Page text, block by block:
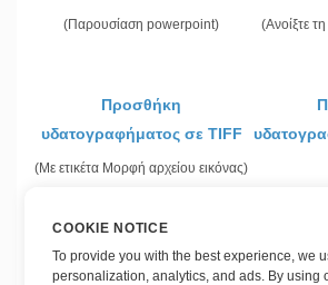
(Παρουσίαση powerpoint)
(Ανοίξτε
Προσθήκη
υδατογραφήματος σε TIFF
(Με ετικέτα Μορφή αρχείου εικόνας)
Προσθήκη
υδατογραφήματος σε XLS
COOKIE NOTICE
To provide you with the best experience, we
personalization, analytics, and ads. By using